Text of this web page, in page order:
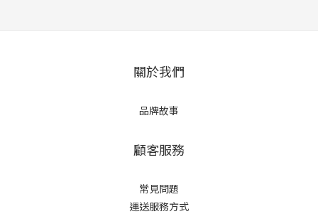
關於我們
品牌故事
顧客服務
常見問題
運送服務方式